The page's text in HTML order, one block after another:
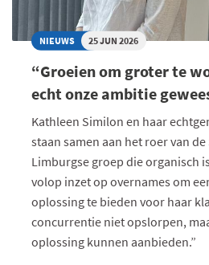
NIEUWS 25 JUN 2026
“Groeien om groter te
echt onze ambitie
Kathleen Similon en haar
staan samen aan het roer van de
Limburgse groep die organisch
volop inzet op overnames om
oplossing te bieden voor haar
concurrentie niet opslorpen,
oplossing kunnen aanbieden.”